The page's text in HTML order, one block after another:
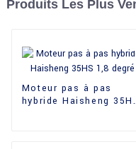
Produits Les Plus
Moteur pas à pas
hybride Haisheng